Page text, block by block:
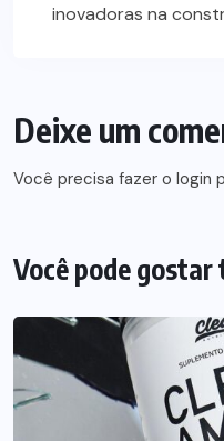
inovadoras na
Deixe um
Você precisa fazer o login
Você pode gostar